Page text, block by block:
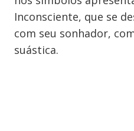
Inconsciente, que se
com seu sonhador,
suástica.